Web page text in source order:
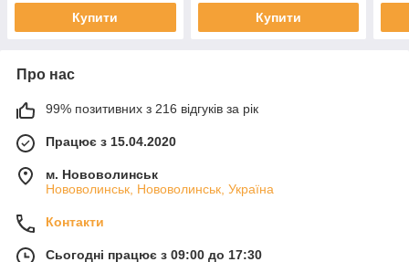
Купити Купити
Про нас
99% позитивних з 216 відгуків за рік
Працює з 15.04.2020
м. Нововолинськ
Нововолинськ, Нововолинськ, Україна
Контакти
Сьогодні працює з 09:00 до 17:30